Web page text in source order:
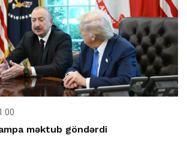
məktub göndərdi